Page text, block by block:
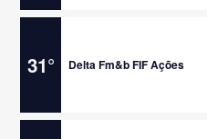
31° Delta Fm&b FIF Ações